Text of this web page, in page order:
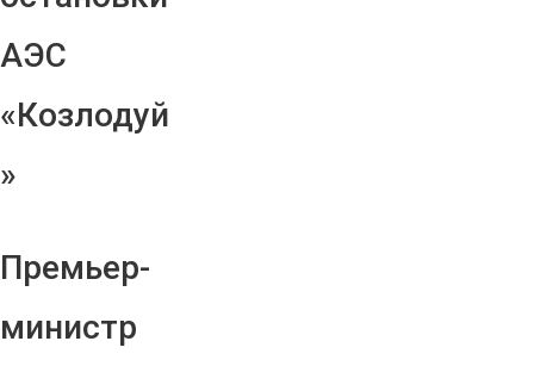
АЭС
«Козлодуй
»
Премьер-
министр